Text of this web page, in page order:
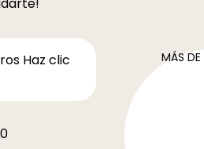
Haz clic
MÁS